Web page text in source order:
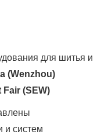
для шитья и
(Wenzhou)
(SEW)
и систем